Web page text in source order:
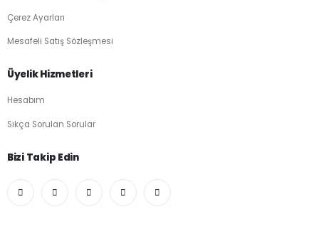
Çerez Ayarları
Mesafeli Satış Sözleşmesi
Üyelik Hizmetleri
Hesabım
Sıkça Sorulan Sorular
Bizi Takip Edin